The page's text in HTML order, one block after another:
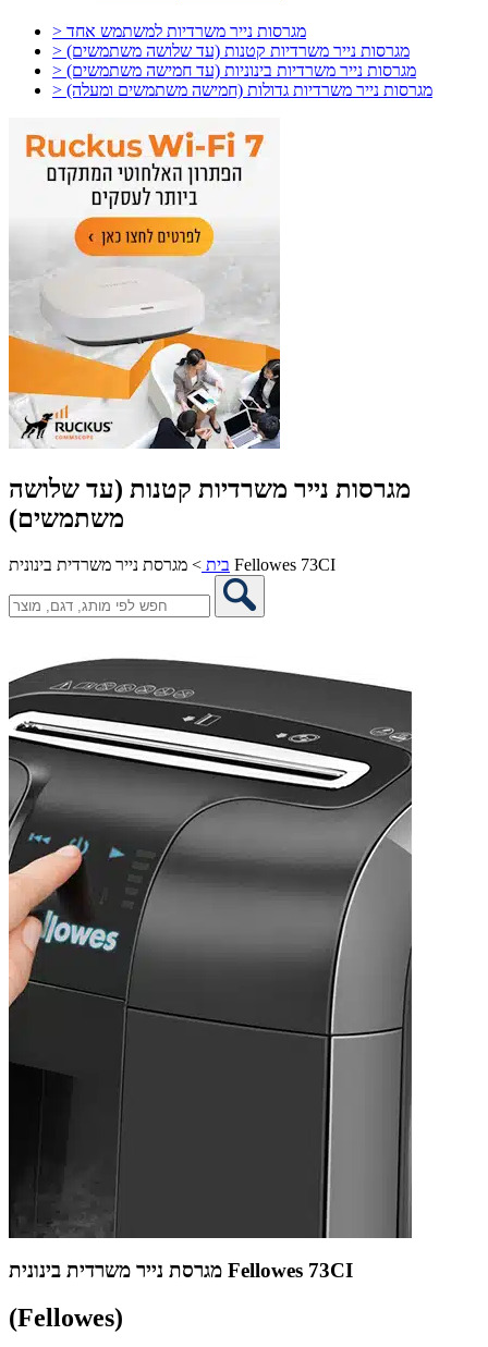
> מגרסות נייר משרדיות למשתמש אחד
> מגרסות נייר משרדיות קטנות (עד שלושה משתמשים)
> מגרסות נייר משרדיות בינוניות (עד חמישה משתמשים)
> מגרסות נייר משרדיות גדולות (חמישה משתמשים ומעלה)
מגרסות נייר משרדיות קטנות (עד שלושה
משתמשים)
בית > מגרסת נייר משרדית בינונית Fellowes 73CI
מגרסת נייר משרדית בינונית Fellowes 73CI
(Fellowes)